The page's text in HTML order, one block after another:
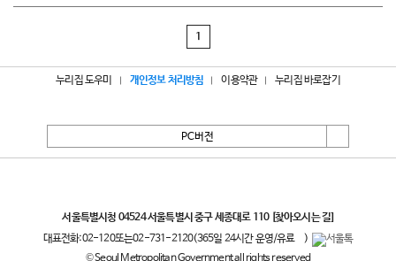
1
누리집 도우미 개인정보 처리방침 이용약관 누리집 바로잡기
PC버전
서울특별시청 04524 서울특별시 중구 세종대로 110 [찾아오시는 길]
대표전화:02-120또는02-731-2120(365일 24시간 운영/유료
)
© Seoul Metropolitan Government all rights reserved